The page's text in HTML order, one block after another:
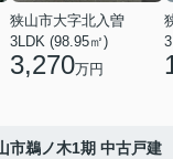
狭山市大字北入曽
3LDK (98.95㎡)
3,270万円
市鵜ノ木1期 中古戸建